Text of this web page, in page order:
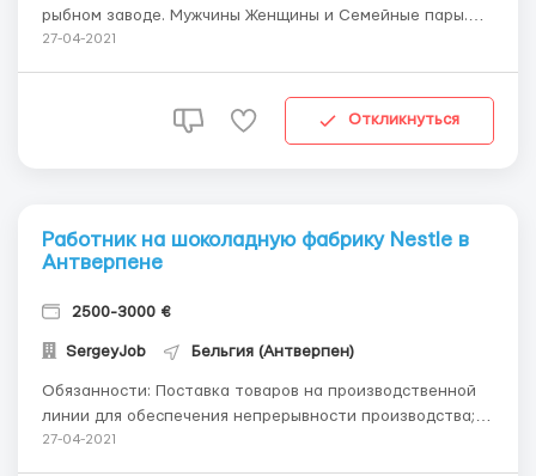
рыбном заводе. Мужчины Женщины и Семейные пары.
Зарплата 10 € нетто, 6 дней в неделю. График: с 07:00
бесплатно, в комнате п...
27-04-2021
Откликнуться
Работник на шоколадную фабрику Nеstle в
Антверпене
2500-3000 €
SergeyJob Бельгия (Антверпен)
Обязанности: Поставка товаров на производственной
линии для обеспечения непрерывности производства;
Упаковка и сортировка готовой продукции; Контроль
27-04-2021